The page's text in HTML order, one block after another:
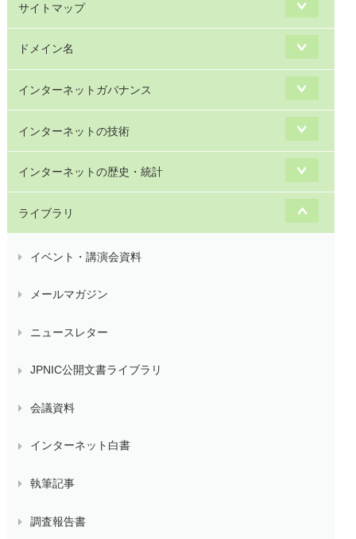
サイトマップ
ドメイン名
インターネットガバナンス
インターネットの技術
インターネットの歴史・統計
ライブラリ
イベント・講演会資料
メールマガジン
ニュースレター
JPNIC公開文書ライブラリ
会議資料
インターネット白書
執筆記事
調査報告書